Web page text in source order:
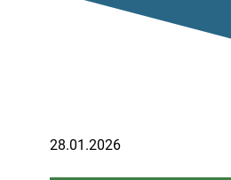
28.01.2026